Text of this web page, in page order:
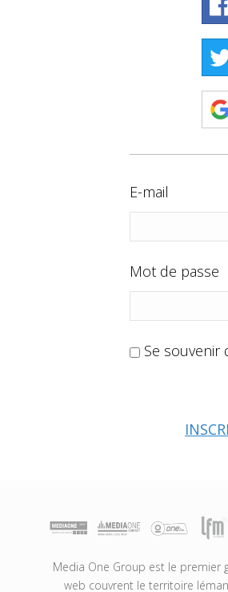
E-mail
Mot de passe
Se souvenir
Media One Group est le premier
web couvrent le territoire